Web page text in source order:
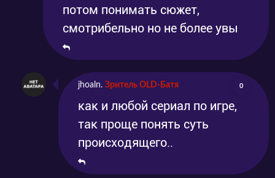
потом понимать сюжет,
смотрибельно но не более увы
jhoaln. Зритель OLD-Батя 0
как и любой сериал по игре,
так проще понять суть
происходящего..